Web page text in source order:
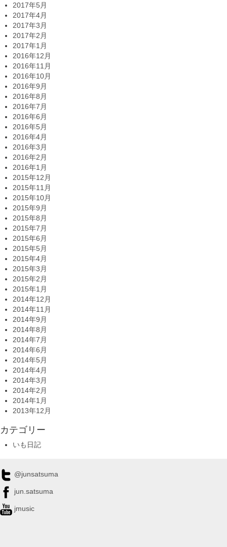
2017年5月
2017年4月
2017年3月
2017年2月
2017年1月
2016年12月
2016年11月
2016年10月
2016年9月
2016年8月
2016年7月
2016年6月
2016年5月
2016年4月
2016年3月
2016年2月
2016年1月
2015年12月
2015年11月
2015年10月
2015年9月
2015年8月
2015年7月
2015年6月
2015年5月
2015年4月
2015年3月
2015年2月
2015年1月
2014年12月
2014年11月
2014年9月
2014年8月
2014年7月
2014年6月
2014年5月
2014年4月
2014年3月
2014年2月
2014年1月
2013年12月
カテゴリー
いも日記
@junsatsuma
jun.satsuma
jmusic